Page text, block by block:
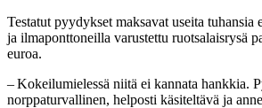
Testatut pyydykset maksavat useita tuhansia
ja ilmaponttoneilla varustettu ruotsalaisrysä
euroa.
– Kokeilumielessä niitä ei kannata hankkia.
norppaturvallinen, helposti käsiteltävä ja